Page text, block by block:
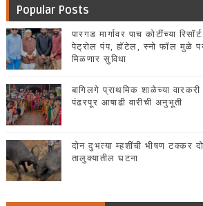
Popular Posts
पारगड मार्गावर पाच कोटींच्या
पेट्रोल पंप, हॉटेल, स्नो फॉल मुळे
मिळणार सुविधा
बागिलगे प्राथमिक शाळेच्या वारकरी
पंढरपूर आषाढी वारीची अनुभूती
दोन दुभत्या म्हशींची भीषण टक्कर
तालुक्यातील घटना